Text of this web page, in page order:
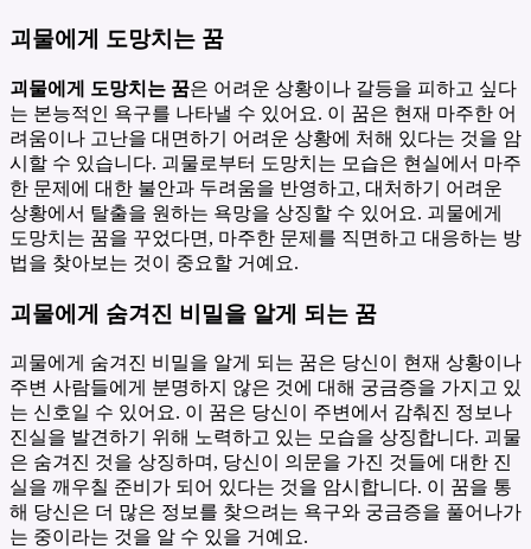
괴물에게 도망치는 꿈
괴물에게 도망치는 꿈은 어려운 상황이나 갈등을 피하고 싶다
는 본능적인 욕구를 나타낼 수 있어요. 이 꿈은 현재 마주한 어
려움이나 고난을 대면하기 어려운 상황에 처해 있다는 것을 암
시할 수 있습니다. 괴물로부터 도망치는 모습은 현실에서 마주
한 문제에 대한 불안과 두려움을 반영하고, 대처하기 어려운
상황에서 탈출을 원하는 욕망을 상징할 수 있어요. 괴물에게
도망치는 꿈을 꾸었다면, 마주한 문제를 직면하고 대응하는 방
법을 찾아보는 것이 중요할 거예요.
괴물에게 숨겨진 비밀을 알게 되는 꿈
괴물에게 숨겨진 비밀을 알게 되는 꿈은 당신이 현재 상황이나
주변 사람들에게 분명하지 않은 것에 대해 궁금증을 가지고 있
는 신호일 수 있어요. 이 꿈은 당신이 주변에서 감춰진 정보나
진실을 발견하기 위해 노력하고 있는 모습을 상징합니다. 괴물
은 숨겨진 것을 상징하며, 당신이 의문을 가진 것들에 대한 진
실을 깨우칠 준비가 되어 있다는 것을 암시합니다. 이 꿈을 통
해 당신은 더 많은 정보를 찾으려는 욕구와 궁금증을 풀어나가
는 중이라는 것을 알 수 있을 거예요.